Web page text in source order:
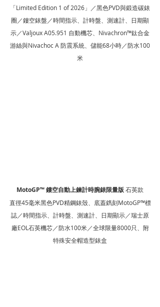
「Limited Edition 1 of 2026」／黑色PVD與鍛造碳錶
圈／鏤空錶盤／時間指示、計時盤、測速計、日期顯
示／Valjoux A05.951 自動機芯、Nivachron™鈦合金
游絲與Nivachoc A 防震系統、儲能68小時／防水100
米
MotoGP™ 鏤空自動上鍊計時腕錶限量版 石英款
直徑45毫米黑色PVD精鋼錶殼、底蓋鐫刻MotoGP™標
誌／時間指示、計時盤、測速計、日期顯示／瑞士原
廠EOL石英機芯／防水100米／全球限量8000只、附
特殊安全帽造型錶盒